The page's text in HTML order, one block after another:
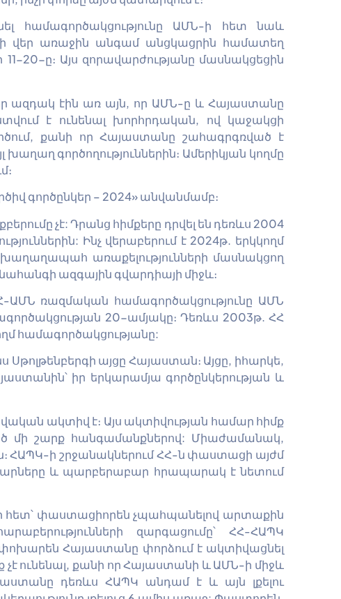
համագործակցությունը ԱՄՆ-ի հետ նաև
վեր առաջին անգամ անցկացրին համատեղ
20-ը։ Այս զորավարժությանը մասնակցեցին
ազդակ էին առ այն, որ ԱՄՆ-ը և Հայաստանը
է ունենալ խորհրդական, ով կաջակցի
քանի որ Հայաստանը շահագրգռված է
գործողություններին։ Ամերիկյան կողմը
գործընկեր – 2024» անվանմամբ։
չէ: Դրանց հիմքերը դրվել են դեռևս 2004
Ինչ վերաբերում է 2024թ. երկկողմ
առաքելությունների մասնակցող
ազգային գվարդիայի միջև։
ռազմական համագործակցությունը ԱՄՆ
20-ամյակը։ Դեռևս 2003թ. ՀՀ
համագործակցությանը:
այցը Հայաստան։ Այցը, իհարկե,
իր երկարամյա գործընկերության և
ակտիվ է։ Այս ակտիվության համար հիմք
մի շարք հանգամանքներով: Միաժամանակ,
ՀԱՊԿ-ի շրջանակներում ՀՀ-ն փաստացի այժմ
և պարբերաբար հրապարակ է նետում
հետ՝ փաստացիորեն չպահպանելով արտաքին
զարգացումը՝ ՀՀ-ՀԱՊԿ
Հայաստանը փորձում է ակտիվացնել
ունենալ, քանի որ Հայաստանի և ԱՄՆ-ի միջև
դեռևս ՀԱՊԿ անդամ է և այն լքելու